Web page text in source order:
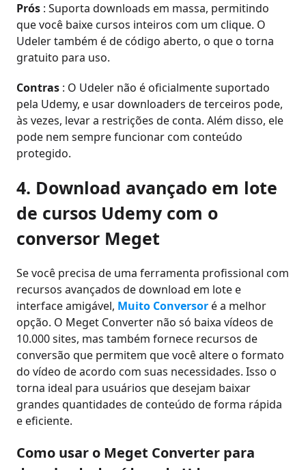
Prós : Suporta downloads em massa, permitindo
que você baixe cursos inteiros com um clique. O
Udeler também é de código aberto, o que o torna
gratuito para uso.
Contras : O Udeler não é oficialmente suportado
pela Udemy, e usar downloaders de terceiros pode,
às vezes, levar a restrições de conta. Além disso, ele
pode nem sempre funcionar com conteúdo
protegido.
4. Download avançado em lote
de cursos Udemy com o
conversor Meget
Se você precisa de uma ferramenta profissional com
recursos avançados de download em lote e
interface amigável, Muito Conversor é a melhor
opção. O Meget Converter não só baixa vídeos de
10.000 sites, mas também fornece recursos de
conversão que permitem que você altere o formato
do vídeo de acordo com suas necessidades. Isso o
torna ideal para usuários que desejam baixar
grandes quantidades de conteúdo de forma rápida
e eficiente.
Como usar o Meget Converter para